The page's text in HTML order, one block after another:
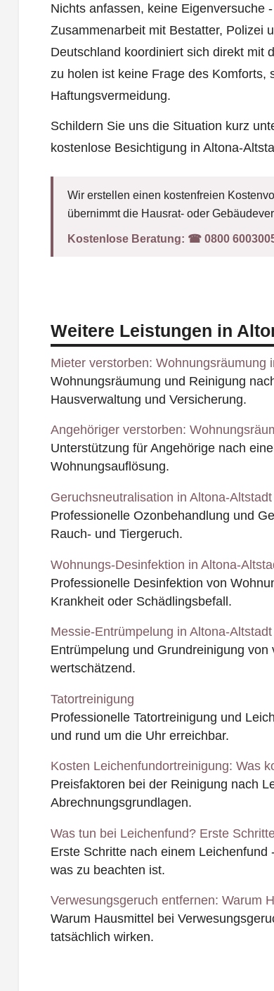
Nichts anfassen, keine Eigenversuche
Zusammenarbeit mit Bestatter, Polizei
Deutschland koordiniert sich direkt mit
zu holen ist keine Frage des
Haftungsvermeidung.
Schildern Sie uns die Situation kurz
kostenlose Besichtigung in Altona-
Wir erstellen einen kostenfreien
übernimmt die Hausrat- oder
Kostenlose Beratung: ☎︎ 0800
Weitere Leistungen in
Mieter verstorben: Wohnungsräumung
Wohnungsräumung und Reinigung
Hausverwaltung und Versicherung.
Angehöriger verstorben:
Unterstützung für Angehörige nach
Wohnungsauflösung.
Geruchsneutralisation in Altona-Altstadt
Professionelle Ozonbehandlung und
Rauch- und Tiergeruch.
Wohnungs-Desinfektion in Altona-
Professionelle Desinfektion von
Krankheit oder Schädlingsbefall.
Messie-Entrümpelung in Altona-Altstadt
Entrümpelung und Grundreinigung
wertschätzend.
Tatortreinigung
Professionelle Tatortreinigung und
und rund um die Uhr erreichbar.
Kosten Leichenfundortreinigung: Was
Preisfaktoren bei der Reinigung nach
Abrechnungsgrundlagen.
Was tun bei Leichenfund? Erste
Erste Schritte nach einem
was zu beachten ist.
Verwesungsgeruch entfernen: Warum
Warum Hausmittel bei
tatsächlich wirken.